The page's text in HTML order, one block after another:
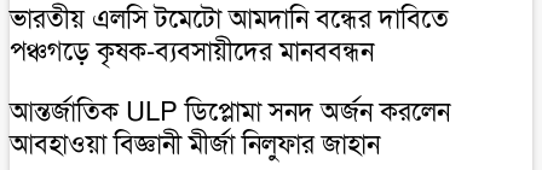
ভারতীয় এলসি টমেটো আমদানি বন্ধের দাবিতে
পঞ্চগড়ে কৃষক-ব্যবসায়ীদের মানববন্ধন
আন্তর্জাতিক ULP ডিপ্লোমা সনদ অর্জন করলেন
আবহাওয়া বিজ্ঞানী মীর্জা নিলুফার জাহান